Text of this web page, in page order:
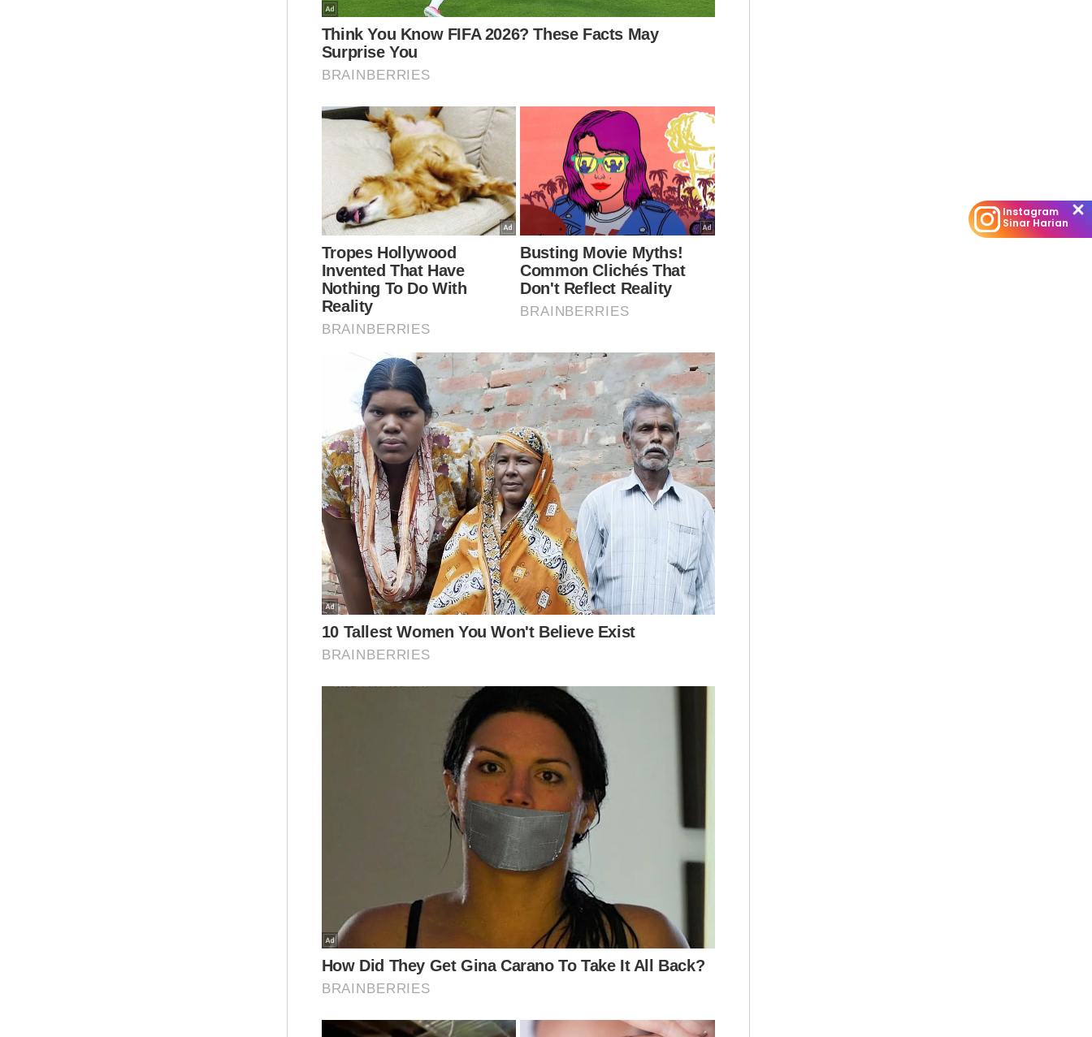
“Jika semua agensi terbabit bersatu dan bertindak
sebelum scammer bertindak, baru boleh hentikan
gejala ini. Jika tunggu selepas berlaku kes, maka
lambatlah diselesaikan,” katanya.
Tegasnya, MCMC bersama PDRM juga diminta
bertindak lebih awal dan agresif bagi membendung
kes penipuan berkaitan telekomunikasi yang kini
semakin membimbangkan.
Artikel Berkaitan:
Pelanggan tanggung kerugian, bank dan telco lepas
tangan
Mesej tersilap nombor jadi perangkap scammer
Undang-undang digital perlu dipinda
'Cemas setiap kali telefon berbunyi'
“MCMC kena lebih proaktif. Jangan tunggu laporan
baru hendak bertindak.
“Sekarang ini nombor mencurigakan sepatutnya
terus disekat. Bagaimanapun, tindakan biasanya
diambil selepas sesuatu kejadian berlaku,” ujarnya.
Beliau berkata, pendekatan sedia ada yang hanya
menunggu laporan sebelum bertindak
menyebabkan ramai mangsa kehilangan wang
simpanan dan terus menjadi sasaran.
Berita Telus & Tulus menerusi
E-Mel setiap hari!
Menurut Nadzim, kaedah yang digunakan scammer
kini semakin canggih dan kompleks, termasuk
menggunakan teknologi kecerdasan buatan (AI),
pelbagai aplikasi komunikasi serta panggilan
antarabangsa bagi memperdaya mangsa.
“Kesan kepada mereka yang menjadi mangsa
penipuan ini sangat berat sehingga ada yang mahu
bunuh diri.
“Ada yang datang mengadu wang simpanan hari
tua lesap dan tidak mampu lagi untuk bekerja
kerana faktor usia.
“Ada juga modus operandi yang memancing
Instagram
Sinar Harian